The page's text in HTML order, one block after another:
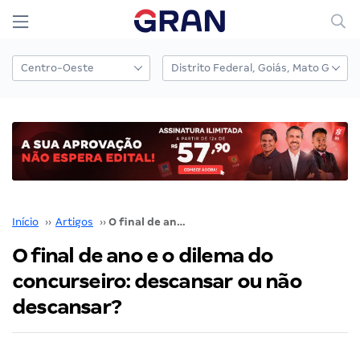
Início ›› Artigos ›› O final de ano e o dilema do concurseiro: descansar ou não descansar?
O final de ano e o dilema do
concurseiro: descansar ou não
descansar?